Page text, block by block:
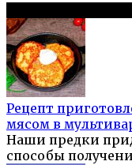
Рецепт
мясом в
Наши предки
способы